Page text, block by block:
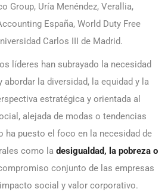
Group, Uría Menéndez, Verallia,
España, World Duty Free
Carlos III de Madrid.
líderes han subrayado la necesidad
abordar la diversidad, la equidad y la
estratégica y orientada al
alejada de modas o tendencias
ha puesto el foco en la necesidad de
como la desigualdad, la pobreza o
conjunto de las empresas
social y valor corporativo.